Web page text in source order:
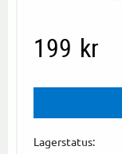
199 kr
Lagerstatus